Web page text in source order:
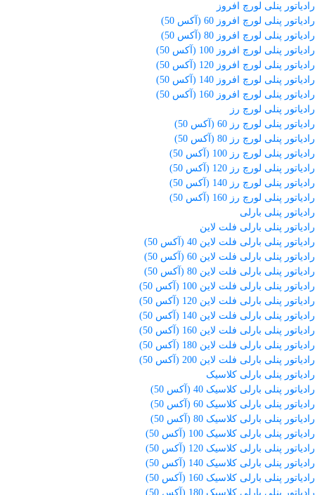
رادیاتور پنلی لورچ افروز
رادیاتور پنلی لورچ افروز 60 (آکس 50)
رادیاتور پنلی لورچ افروز 80 (آکس 50)
رادیاتور پنلی لورچ افروز 100 (آکس 50)
رادیاتور پنلی لورچ افروز 120 (آکس 50)
رادیاتور پنلی لورچ افروز 140 (آکس 50)
رادیاتور پنلی لورچ افروز 160 (آکس 50)
رادیاتور پنلی لورچ رز
رادیاتور پنلی لورچ رز 60 (آکس 50)
رادیاتور پنلی لورچ رز 80 (آکس 50)
رادیاتور پنلی لورچ رز 100 (آکس 50)
رادیاتور پنلی لورچ رز 120 (آکس 50)
رادیاتور پنلی لورچ رز 140 (آکس 50)
رادیاتور پنلی لورچ رز 160 (آکس 50)
رادیاتور پنلی بارلی
رادیاتور پنلی بارلی فلت لاین
رادیاتور پنلی بارلی فلت لاین 40 (آکس 50)
رادیاتور پنلی بارلی فلت لاین 60 (آکس 50)
رادیاتور پنلی بارلی فلت لاین 80 (آکس 50)
رادیاتور پنلی بارلی فلت لاین 100 (آکس 50)
رادیاتور پنلی بارلی فلت لاین 120 (آکس 50)
رادیاتور پنلی بارلی فلت لاین 140 (آکس 50)
رادیاتور پنلی بارلی فلت لاین 160 (آکس 50)
رادیاتور پنلی بارلی فلت لاین 180 (آکس 50)
رادیاتور پنلی بارلی فلت لاین 200 (آکس 50)
رادیاتور پنلی بارلی کلاسیک
رادیاتور پنلی بارلی کلاسیک 40 (آکس 50)
رادیاتور پنلی بارلی کلاسیک 60 (آکس 50)
رادیاتور پنلی بارلی کلاسیک 80 (آکس 50)
رادیاتور پنلی بارلی کلاسیک 100 (آکس 50)
رادیاتور پنلی بارلی کلاسیک 120 (آکس 50)
رادیاتور پنلی بارلی کلاسیک 140 (آکس 50)
رادیاتور پنلی بارلی کلاسیک 160 (آکس 50)
رادیاتور پنلی بارلی کلاسیک 180 (آکس 50)